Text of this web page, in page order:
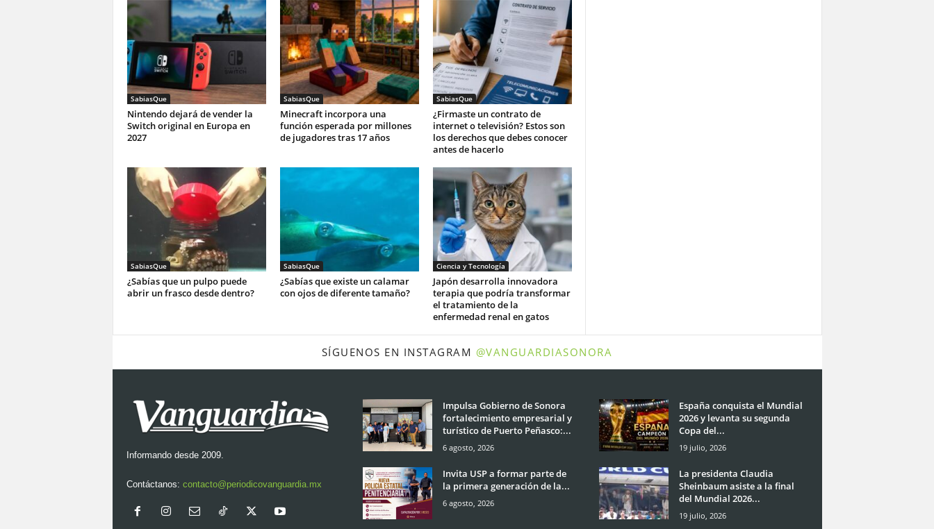
SabiasQue
Nintendo dejará de vender la
Switch original en Europa en
2027
SabiasQue
Minecraft incorpora una
función esperada por millones
de jugadores tras 17 años
SabiasQue
¿Firmaste un contrato de
internet o televisión? Estos son
los derechos que debes conocer
antes de hacerlo
SabiasQue
¿Sabías que un pulpo puede
abrir un frasco desde dentro?
SabiasQue
¿Sabías que existe un calamar
con ojos de diferente tamaño?
Ciencia y Tecnología
Japón desarrolla innovadora
terapia que podría transformar
el tratamiento de la
enfermedad renal en gatos
SÍGUENOS EN INSTAGRAM @VANGUARDIASONORA
Informando desde 2009.
Contáctanos: contacto@periodicovanguardia.mx
Impulsa Gobierno de Sonora
fortalecimiento empresarial y
turístico de Puerto Peñasco:...
6 agosto, 2026
Invita USP a formar parte de
la primera generación de la...
6 agosto, 2026
España conquista el Mundial
2026 y levanta su segunda
Copa del...
19 julio, 2026
La presidenta Claudia
Sheinbaum asiste a la final
del Mundial 2026...
19 julio, 2026